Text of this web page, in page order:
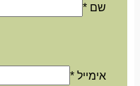
שם*
אימייל*